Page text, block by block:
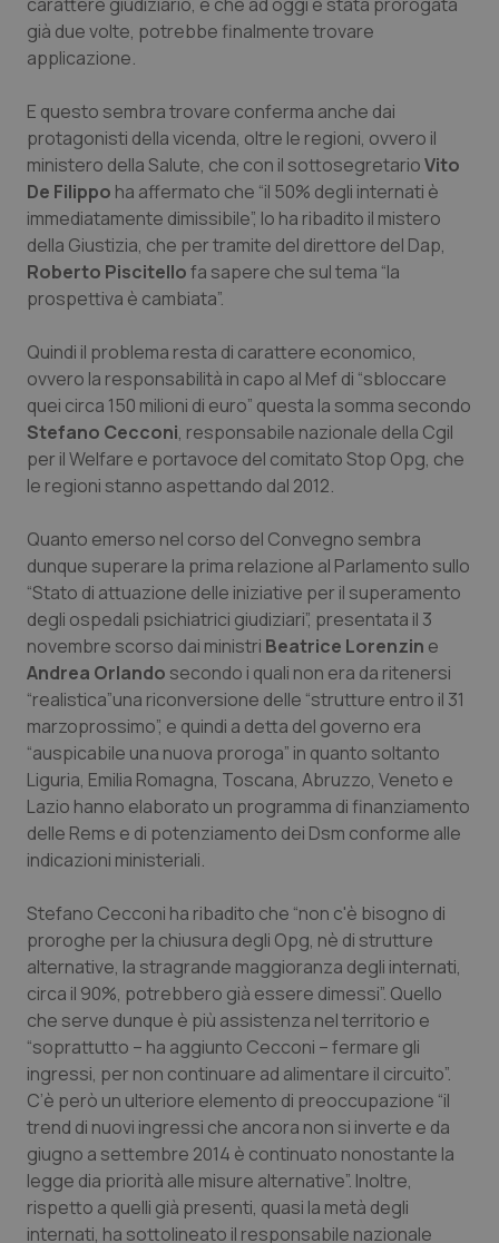
Quotidiano Chirurgia
Quotidiano Pediatria
Rene & patologie urogenitali
Salute orale & impianti
Tiroide
Tumore al seno
Tumore ovarico
Tumori del Polmone & Testa Collo
Tumori gastrointestinali
Ulcera & Reflusso
Vaccini
già due volte, potrebbe finalmente trovare
applicazione.
E questo sembra trovare conferma anche dai
protagonisti della vicenda, oltre le regioni, ovvero il
ministero della Salute, che con il sottosegretarioVito
De Filippo ha affermato che “il 50% degli internati è
immediatamente dimissibile”, lo ha ribadito il mistero
della Giustizia, che per tramite del direttore del Dap,
Roberto Piscitellofa sapere che sul tema “la
prospettiva è cambiata”.
Quindi il problema resta di carattere economico,
ovvero la responsabilità in capo al Mef di “sbloccare
quei circa 150 milioni di euro” questa la somma secondo
Stefano Cecconi, responsabile nazionale della Cgil
per il Welfare e portavoce del comitato Stop Opg, che
le regioni stanno aspettando dal 2012.
Quanto emerso nel corso del Convegno sembra
dunque superare la prima relazione al Parlamento sullo
“Stato di attuazione delle iniziative per il superamento
degli ospedali psichiatrici giudiziari”, presentata il 3
novembre scorso dai ministri Beatrice Lorenzin e
Andrea Orlando secondo i quali non era da ritenersi
“realistica”una riconversione delle “strutture entro il 31
marzoprossimo”, e quindi a detta del governo era
“auspicabile una nuova proroga” in quanto soltanto
Liguria, Emilia Romagna, Toscana, Abruzzo, Veneto e
Lazio hanno elaborato un programma di finanziamento
delle Rems e di potenziamento dei Dsm conforme alle
indicazioni ministeriali.
Stefano Cecconi ha ribadito che “non c'è bisogno di
proroghe per la chiusura degli Opg, nè di strutture
alternative, la stragrande maggioranza degli internati,
circa il 90%, potrebbero già essere dimessi”. Quello
che serve dunque è più assistenza nel territorio e
“soprattutto – ha aggiunto Cecconi – fermare gli
ingressi, per non continuare ad alimentare il circuito”.
C’è però un ulteriore elemento di preoccupazione “il
trend di nuovi ingressi che ancora non si inverte e da
giugno a settembre 2014 è continuato nonostante la
legge dia priorità alle misure alternative”. Inoltre,
rispetto a quelli già presenti, quasi la metà degli
internati, ha sottolineato il responsabile nazionale